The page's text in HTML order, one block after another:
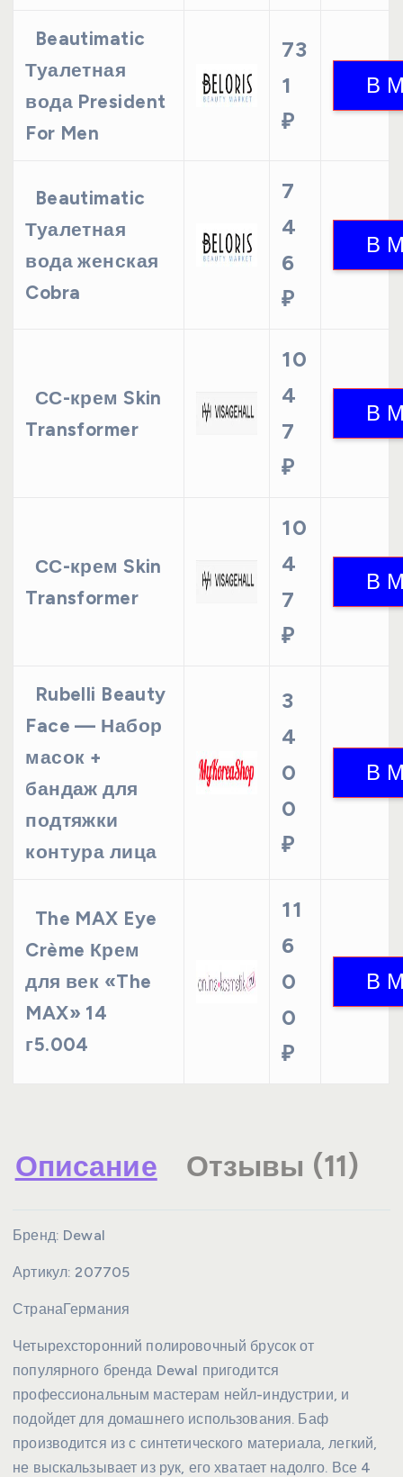
Beautimatic
Туалетная
вода President
For Men
73
1
₽
Beautimatic
Туалетная
вода женская
Cobra
7
4
6
₽
СС-крем Skin
Transformer
10
4
7
₽
СС-крем Skin
Transformer
10
4
7
₽
Rubelli Beauty
Face — Набор
масок +
бандаж для
подтяжки
контура лица
3
4
0
0
₽
The MAX Eye
Crème Крем
для век «The
MAX» 14
г5.004
11
6
0
0
₽
Описание Отзывы (11)
Бренд: Dewal
Артикул:207705
СтранаГермания
Четырехсторонний полировочный брусок от
популярного бренда Dewal пригодится
профессиональным мастерам нейл-индустрии, и
подойдет для домашнего использования. Баф
производится из с синтетического материала, легкий,
не выскальзывает из рук, его хватает надолго. Все 4